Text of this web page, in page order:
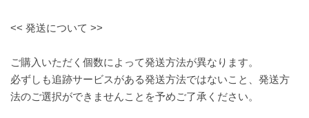
<< 発送について >>
ご購入いただく個数によって発送方法が異なります。
必ずしも追跡サービスがある発送方法ではないこと、発送方
法のご選択ができませんことを予めご了承ください。